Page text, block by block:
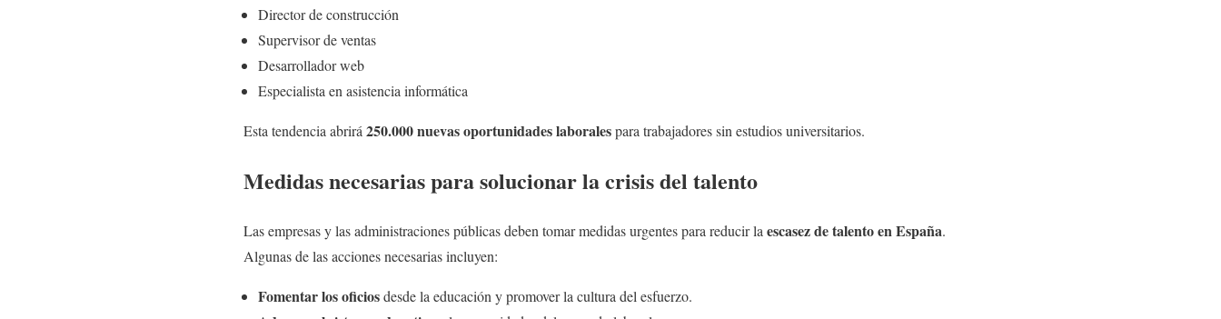
Director de construcción
Supervisor de ventas
Desarrollador web
Especialista en asistencia informática
Esta tendencia abrirá 250.000 nuevas oportunidades laboralespara trabajadores sin estudios universitarios.
Medidas necesarias para solucionar la crisis del talento
Las empresas y las administraciones públicas deben tomar medidas urgentes para reducir la escasez de talento en España.
Algunas de las acciones necesarias incluyen:
Fomentar los oficiosdesde la educación y promover la cultura del esfuerzo.